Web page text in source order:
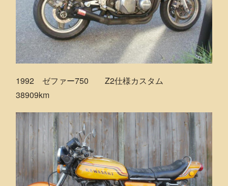
1992 ゼファー750 Z2仕様カスタム
38909km